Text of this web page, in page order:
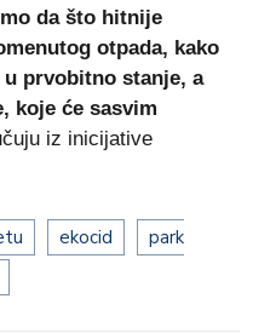
da što hitnije
otpada, kako
prvobitno stanje, a
koje će sasvim
iz inicijative
ekocid
park